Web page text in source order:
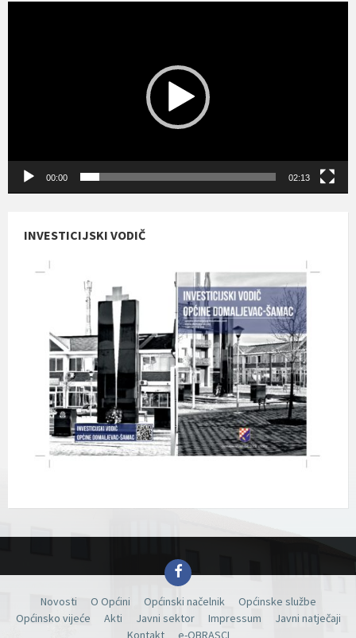
00:00 02:13
INVESTICIJSKI VODIČ
Facebook
Novosti O Općini Općinski načelnik
Općinske službe
Općinsko vijeće
Akti Javni sektor Impressum
Javni natječaji
Kontakt
e-OBRASCI